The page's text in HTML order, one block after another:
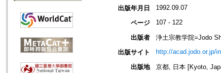
出版年月日 1992.09.07
ページ 107 - 122
出版者
浄土宗教学院=Jodo
出版サイト
http://acad.jodo.or.jp/
出版地
京都, 日本 [Kyoto,